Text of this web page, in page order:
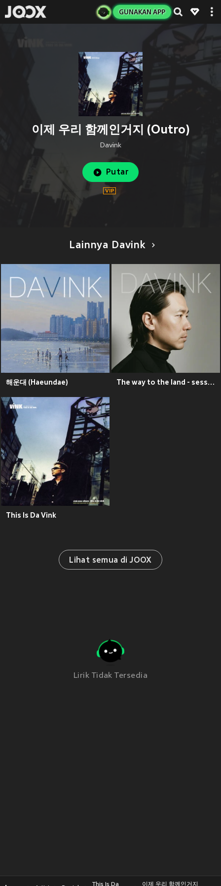
GUNAKAN APP
이제 우리 함께인거지 (Outro)
Davink
Putar
Lainnya Davink
해운대 (Haeundae) The way to the land - session1
This Is Da Vink
Lihat semua di JOOX
Lirik Tidak Tersedia
This Is Da 이제 우리 함께인거지